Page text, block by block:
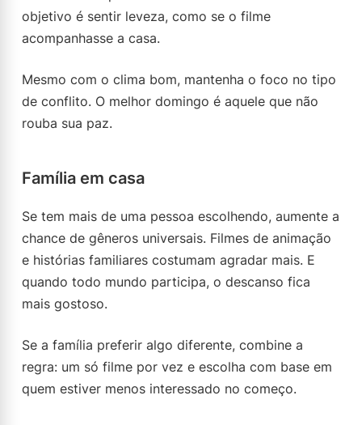
objetivo é sentir leveza, como se o filme
acompanhasse a casa.
Mesmo com o clima bom, mantenha o foco no tipo
de conflito. O melhor domingo é aquele que não
rouba sua paz.
Família em casa
Se tem mais de uma pessoa escolhendo, aumente a
chance de gêneros universais. Filmes de animação
e histórias familiares costumam agradar mais. E
quando todo mundo participa, o descanso fica
mais gostoso.
Se a família preferir algo diferente, combine a
regra: um só filme por vez e escolha com base em
quem estiver menos interessado no começo.